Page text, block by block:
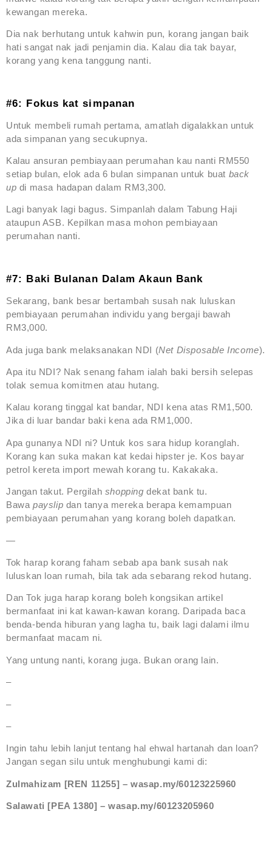
kewangan mereka.
Dia nak berhutang untuk kahwin pun, korang jangan baik
hati sangat nak jadi penjamin dia. Kalau dia tak bayar,
korang yang kena tanggung nanti.
#6: Fokus kat simpanan
Untuk membeli rumah pertama, amatlah digalakkan untuk
ada simpanan yang secukupnya.
Kalau ansuran pembiayaan perumahan kau nanti RM550
setiap bulan, elok ada 6 bulan simpanan untuk buat back
up di masa hadapan dalam RM3,300.
Lagi banyak lagi bagus. Simpanlah dalam Tabung Haji
ataupun ASB. Kepilkan masa mohon pembiayaan
perumahan nanti.
#7: Baki Bulanan Dalam Akaun Bank
Sekarang, bank besar bertambah susah nak luluskan
pembiayaan perumahan individu yang bergaji bawah
RM3,000.
Ada juga bank melaksanakan NDI (Net Disposable Income).
Apa itu NDI? Nak senang faham ialah baki bersih selepas
tolak semua komitmen atau hutang.
Kalau korang tinggal kat bandar, NDI kena atas RM1,500.
Jika di luar bandar baki kena ada RM1,000.
Apa gunanya NDI ni? Untuk kos sara hidup koranglah.
Korang kan suka makan kat kedai hipster je. Kos bayar
petrol kereta import mewah korang tu. Kakakaka.
Jangan takut. Pergilah shopping dekat bank tu.
Bawa payslip dan tanya mereka berapa kemampuan
pembiayaan perumahan yang korang boleh dapatkan.
—
Tok harap korang faham sebab apa bank susah nak
luluskan loan rumah, bila tak ada sebarang rekod hutang.
Dan Tok juga harap korang boleh kongsikan artikel
bermanfaat ini kat kawan-kawan korang. Daripada baca
benda-benda hiburan yang lagha tu, baik lagi dalami ilmu
bermanfaat macam ni.
Yang untung nanti, korang juga. Bukan orang lain.
–
–
–
Ingin tahu lebih lanjut tentang hal ehwal hartanah dan loan?
Jangan segan silu untuk menghubungi kami di:
Zulmahizam [REN 11255] – wasap.my/60123225960
Salawati [PEA 1380] – wasap.my/60123205960